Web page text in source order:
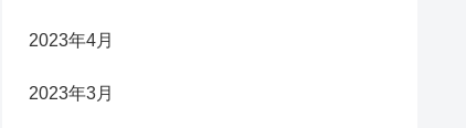
2023年4月
2023年3月